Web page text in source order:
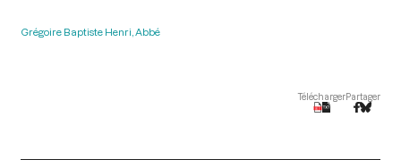
Grégoire Baptiste Henri, Abbé
TéléchargerPartager